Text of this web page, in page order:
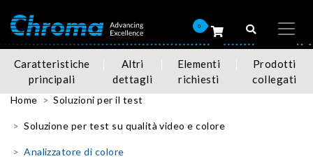
0
Caratteristiche
principali
Altri
dettagli
Elementi
richiesti
Prodotti
collegati
Home Soluzioni per il test
Soluzione per test su qualità video e colore
Analizzatore di colore